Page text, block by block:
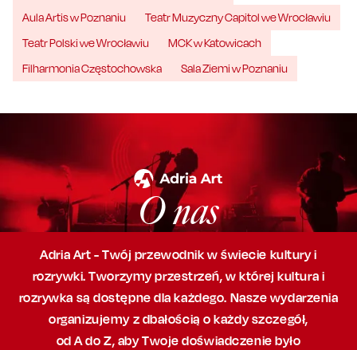
Aula Artis w Poznaniu
Teatr Muzyczny Capitol we Wrocławiu
Teatr Polski we Wrocławiu
MCK w Katowicach
Filharmonia Częstochowska
Sala Ziemi w Poznaniu
O nas
Adria Art - Twój przewodnik w świecie kultury i
rozrywki. Tworzymy przestrzeń,w której kultura i
rozrywka są dostępne dla każdego. Nasze wydarzenia
organizujemy z dbałością o każdy szczegół,
od A do Z, abyTwoje doświadczenie było